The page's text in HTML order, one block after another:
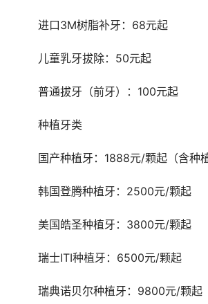
	进口3M树脂补牙：68元起
	儿童乳牙拔除：50元起
	普通拔牙（前牙）：100元起
	种植牙类
国产种植牙：1888元/颗起（含种
	韩国登腾种植牙：2500元/颗起
	美国皓圣种植牙：3800元/颗起
	瑞士ITI种植牙：6500元/颗起
	瑞典诺贝尔种植牙：9800元/颗起